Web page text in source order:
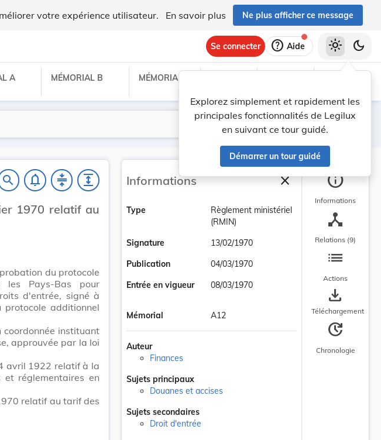
votre expérience utilisateur. En savoir plus Ne plus afficher ce message
Se connecter help Aide
Explorez simplement et rapidement les
principales fonctionnalités de Legilux
en suivant ce tour guidé.
Démarrer un tour guidé
light_mode dark_mode
A MÉMORIAL B MÉMORIAL C
Lancer la recherche
Filtres
search notifications_none compress expand
1970 relatif au
du protocole
Pays-Bas pour
d'entrée, signé à
additionnel
instituant
approuvée par la loi
avril 1922 relatif à la
et réglementaires en
relatif au tarif des
Informations closeFermer la barre
Type
Règlement ministériel
(RMIN)
Signature
13/02/1970
Publication
04/03/1970
Entrée en vigueur
08/03/1970
Mémorial A12
Auteur
Finances
Sujets principaux
Douanes et accises
Sujets secondaires
Droit d'entrée
info
Informations
device_hub
Relations (9)
list
Actions
save_alt
Téléchargement
update
Chronologie